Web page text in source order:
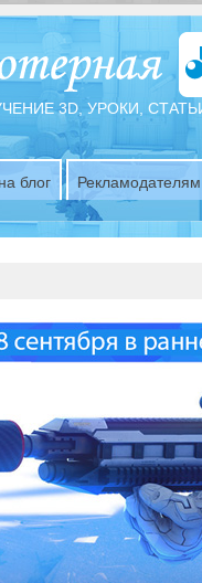
3D, УРОКИ,
блог Рекламодателям